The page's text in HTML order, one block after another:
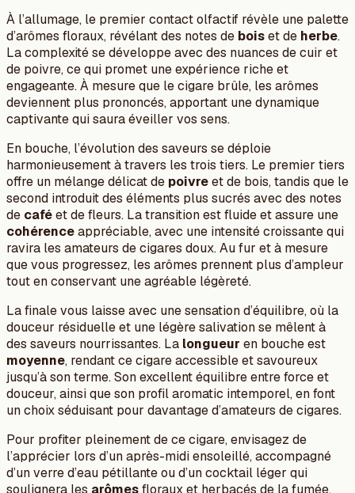
À l’allumage, le premier contact olfactif révèle une palette
d’arômes floraux, révélant des notes de boiset de herbe.
La complexité se développe avec des nuances de cuir et
de poivre, ce qui promet une expérience riche et
engageante. À mesure que le cigare brûle, les arômes
deviennent plus prononcés, apportant une dynamique
captivante qui saura éveiller vos sens.
En bouche, l’évolution des saveurs se déploie
harmonieusement à travers les trois tiers. Le premier tiers
offre un mélange délicat de poivreet de bois, tandis que le
second introduit des éléments plus sucrés avec des notes
de caféet de fleurs. La transition est fluide et assure une
cohérenceappréciable, avec une intensité croissante qui
ravira les amateurs de cigares doux. Au fur et à mesure
que vous progressez, les arômes prennent plus d’ampleur
tout en conservant une agréable légèreté.
La finale vous laisse avec une sensation d’équilibre, où la
douceur résiduelle et une légère salivation se mêlent à
des saveurs nourrissantes. La longueur en bouche est
moyenne, rendant ce cigare accessible et savoureux
jusqu’à son terme. Son excellent équilibre entre force et
douceur, ainsi que son profil aromatic intemporel, en font
un choix séduisant pour davantage d’amateurs de cigares.
Pour profiter pleinement de ce cigare, envisagez de
l’apprécier lors d’un après-midi ensoleillé, accompagné
d’un verre d’eau pétillante ou d’un cocktail léger qui
soulignera les arômesfloraux et herbacés de la fumée.